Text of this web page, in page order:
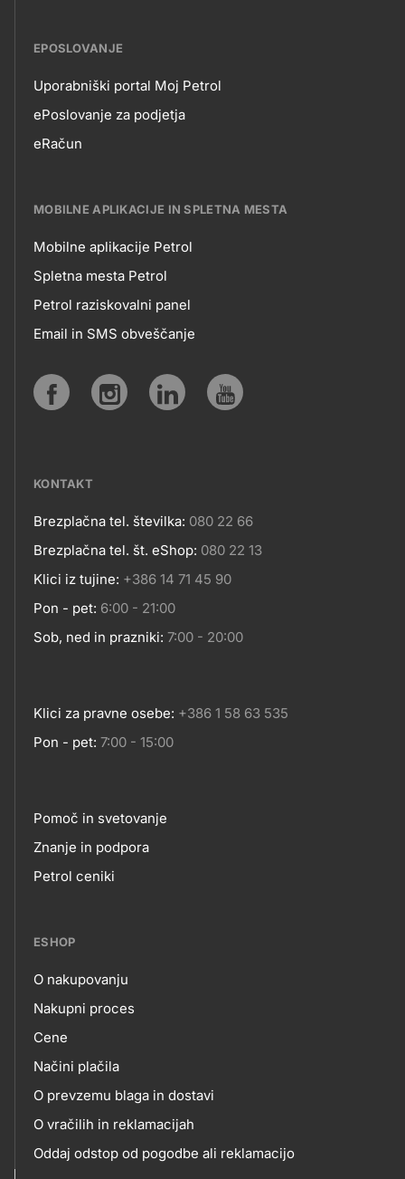
EPOSLOVANJE
EPOSLOVANJE
Uporabniški portal Moj Petrol
ePoslovanje za podjetja
eRačun
MOBILNE APLIKACIJE IN SPLETNA MESTA
MOBILNE
APLIKACIJE
SPLETNA
Mobilne aplikacije Petrol
Spletna mesta Petrol
Petrol raziskovalni panel
Email in SMS obveščanje
KONTAKT
Kontakt
Brezplačna tel. številka: 080 22 66
Brezplačna tel. št. eShop: 080 22 13
Klici iz tujine: +386 14 71 45 90
Pon - pet: 6:00 - 21:00
Sob, ned in prazniki: 7:00 - 20:00
Klici za pravne osebe: +386 1 58 63 535
Pon - pet: 7:00 - 15:00
Footer
links
Pomoč in svetovanje
Znanje in podpora
Petrol ceniki
ESHOP
eshop
O nakupovanju
Nakupni proces
Cene
Načini plačila
O prevzemu blaga in dostavi
O vračilih in reklamacijah
Oddaj odstop od pogodbe ali reklamacijo